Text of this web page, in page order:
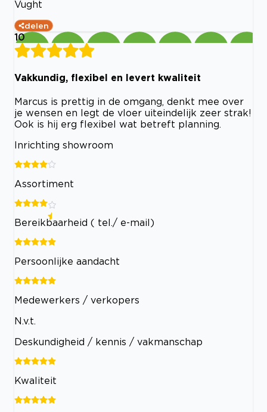
Vught
delen
10
Vakkundig, flexibel en levert kwaliteit
Marcus is prettig in de omgang, denkt mee over
je wensen en legt de vloer uiteindelijk zeer strak!
Ook is hij erg flexibel wat betreft planning.
Inrichting showroom
Assortiment
Bereikbaarheid ( tel./ e-mail)
Persoonlijke aandacht
Medewerkers / verkopers
N.v.t.
Deskundigheid / kennis / vakmanschap
Kwaliteit